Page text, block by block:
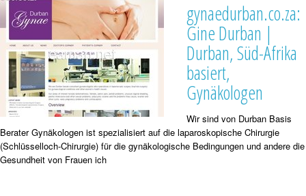
gynaedurban.co.za:
Gine Durban |
Durban, Süd-Afrika
basiert,
Gynäkologen
Wir sind von Durban Basis
Berater Gynäkologen ist spezialisiert auf die laparoskopische Chirurgie
(Schlüsselloch-Chirurgie) für die gynäkologische Bedingungen und andere die
Gesundheit von Frauen ich